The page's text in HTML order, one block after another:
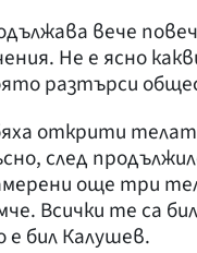
вече
Не е ясно
разтърси
открити
след
още три
Всички те са
е бил Калушев.